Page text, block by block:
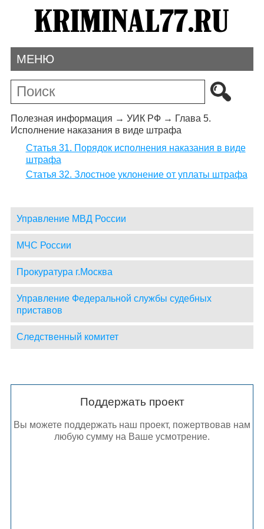
МЕНЮ
Полезная информация → УИК РФ→ Глава 5.
Исполнение наказания в виде штрафа
Статья 31. Порядок исполнения наказания в виде
штрафа
Статья 32. Злостное уклонение от уплаты штрафа
Управление МВД России
МЧС России
Прокуратура г.Москва
Управление Федеральной службы судебных
приставов
Следственный комитет
Поддержать проект
Вы можете поддержать наш проект, пожертвовав нам
любую сумму на Ваше усмотрение.